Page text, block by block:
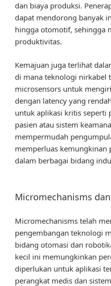
dan biaya produksi.
dapat mendorong banyak
hingga otomotif, sehingga
produktivitas.
Kemajuan juga terlihat
di mana teknologi nirkabel
microsensors untuk
dengan latency yang
untuk aplikasi kritis seperti
pasien atau sistem
mempermudah
memperluas kemungkinan
dalam berbagai bidang
Micromechanisms
Micromechanisms telah
pengembangan teknologi
bidang otomasi dan
kecil ini memungkinkan
diperlukan untuk aplikasi
perangkat medis dan